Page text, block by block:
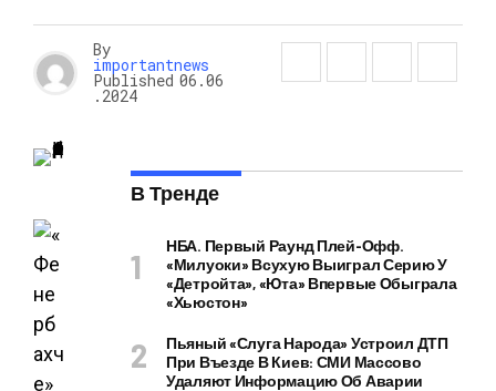
By
importantnews
Published 06.06
.2024
В Тренде
НБА. Первый Раунд Плей-Офф.
«Милуоки» Всухую Выиграл Серию У
«Детройта», «Юта» Впервые Обыграла
«Хьюстон»
Пьяный «слуга Народа» Устроил ДТП
При Въезде В Киев: СМИ Массово
Удаляют Информацию Об Аварии